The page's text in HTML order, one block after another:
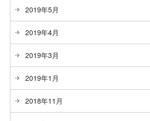
2019年5月
2019年4月
2019年3月
2019年1月
2018年11月